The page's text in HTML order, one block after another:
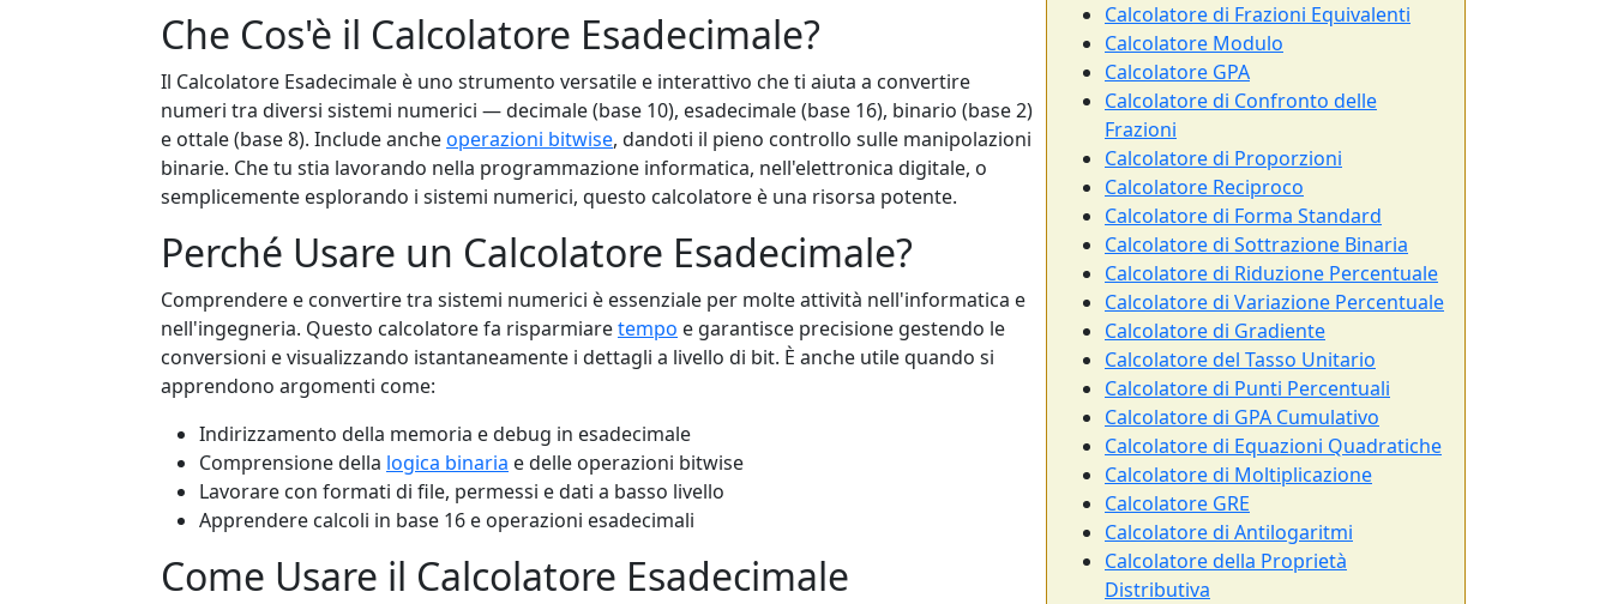
Che Cos'è il Calcolatore Esadecimale?
Il Calcolatore Esadecimale è uno strumento versatile e interattivo che ti aiuta a convertire
numeri tra diversi sistemi numerici — decimale (base 10), esadecimale (base 16), binario (base 2)
e ottale (base 8). Include ancheoperazioni bitwise, dandoti il pieno controllo sulle manipolazioni
binarie. Che tu stia lavorando nella programmazione informatica, nell'elettronica digitale, o
semplicemente esplorando i sistemi numerici, questo calcolatore è una risorsa potente.
Perché Usare un Calcolatore Esadecimale?
Comprendere e convertire tra sistemi numerici è essenziale per molte attività nell'informatica e
nell'ingegneria. Questo calcolatore fa risparmiaretempo e garantisce precisione gestendo le
conversioni e visualizzando istantaneamente i dettagli a livello di bit. È anche utile quando si
apprendono argomenti come:
Indirizzamento della memoria e debug in esadecimale
Comprensione della logica binaria e delle operazioni bitwise
Lavorare con formati di file, permessi e dati a basso livello
Apprendere calcoli in base 16 e operazioni esadecimali
Come Usare il Calcolatore Esadecimale
Calcolatore di Frazioni Equivalenti
Calcolatore Modulo
Calcolatore GPA
Calcolatore di Confronto delle
Frazioni
Calcolatore di Proporzioni
Calcolatore Reciproco
Calcolatore di Forma Standard
Calcolatore di Sottrazione Binaria
Calcolatore di Riduzione Percentuale
Calcolatore di Variazione Percentuale
Calcolatore di Gradiente
Calcolatore del Tasso Unitario
Calcolatore di Punti Percentuali
Calcolatore di GPA Cumulativo
Calcolatore di Equazioni Quadratiche
Calcolatore di Moltiplicazione
Calcolatore GRE
Calcolatore di Antilogaritmi
Calcolatore della Proprietà
Distributiva